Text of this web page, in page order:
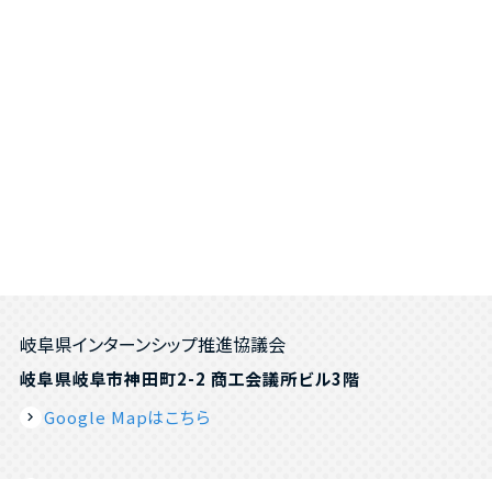
岐阜県インターンシップ推進協議会
岐阜県岐阜市神田町2-2 商工会議所ビル3階
Google Mapはこちら